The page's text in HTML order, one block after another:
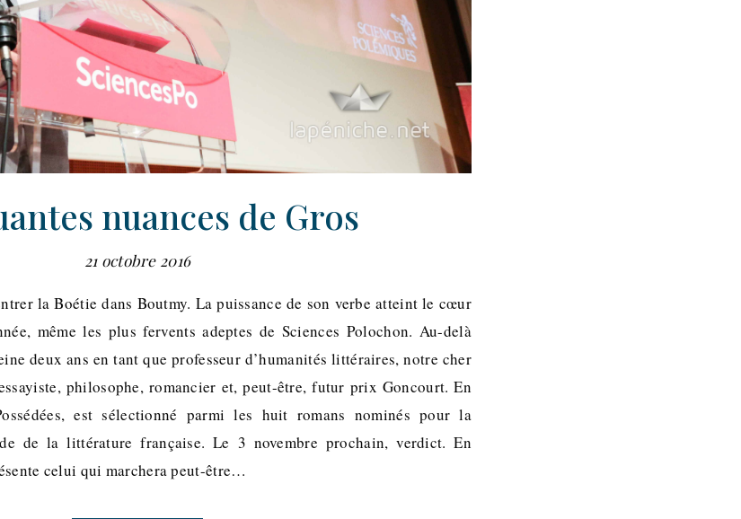
nuances de Gros
21 octobre 2016
la Boétie dans Boutmy. La puissance de son verbe atteint le cœur
même les plus fervents adeptes de Sciences Polochon. Au-delà
deux ans en tant que professeur d’humanités littéraires, notre cher
philosophe, romancier et, peut-être, futur prix Goncourt. En
est sélectionné parmi les huit romans nominés pour la
de la littérature française. Le 3 novembre prochain, verdict. En
celui qui marchera peut-être…